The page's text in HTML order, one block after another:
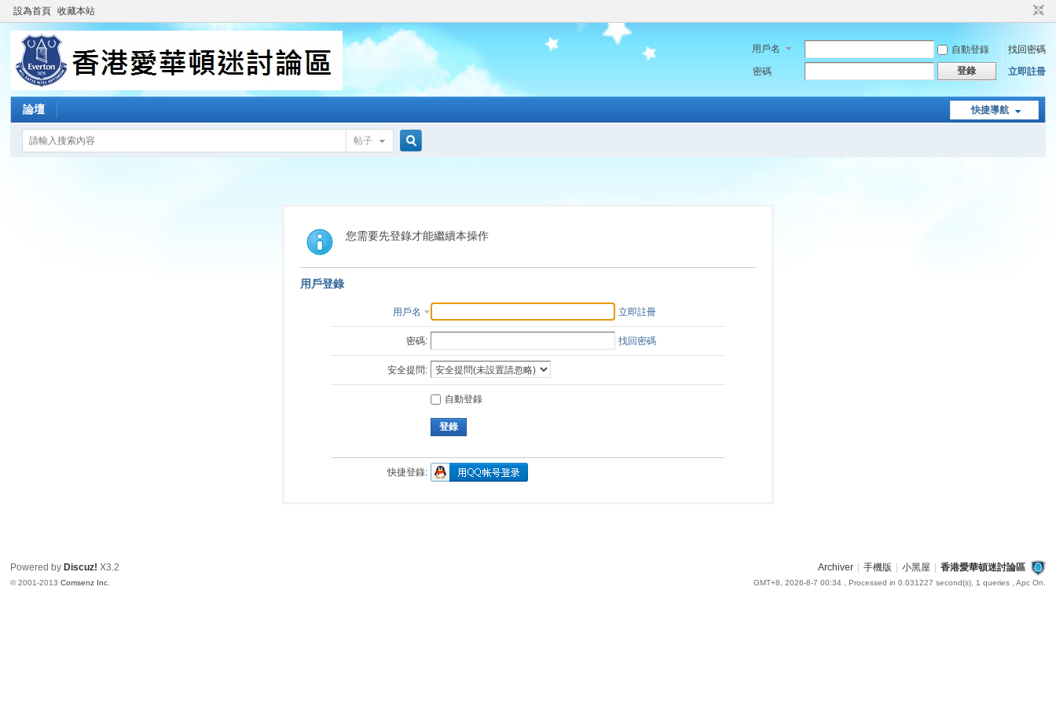
設為首頁 收藏本站
用戶名 自動登錄
找回密碼
密碼
登錄 立即註冊
快捷導航
論壇
帖子
索
您需要先登錄才能繼續本操作
用戶登錄
用戶名 立即註冊
密碼: 找回密碼
安全提問:
自動登錄
登錄
快捷登錄:
Archiver 手機版 小黑屋 香港愛華頓迷討論區
GMT+8, 2026-8-7 00:34, Processed in 0.031227 second(s), 1 queries , Apc On.
Powered by Discuz! X3.2
© 2001-2013Comsenz Inc.